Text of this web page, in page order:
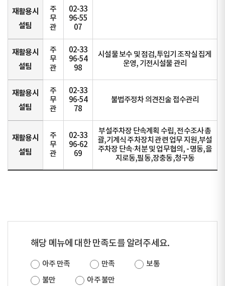
재활용시
설팀
주
무
관
02-33
96-55
07
재활용시
설팀
주
무
관
02-33
96-54
98
시설물 보수 및 점검,투입기 조작실 집게
운영, 기전시설물 관리
재활용시
설팀
주
무
관
02-33
96-54
78
불법주정차 의견진술 접수관리
재활용시
설팀
주
무
관
02-33
96-62
69
부설주차장 단속계획 수립, 전수조사 총
괄,기계식 주차장치 관련 업무 지원,부설
주차장 단속·처분 및 업무협의, - 명동,을
지로동,필동,장충동,청구동
해당 메뉴에 대한 만족도를 알려주세요.
아주 만족 만족
보통
불만
아주 불만